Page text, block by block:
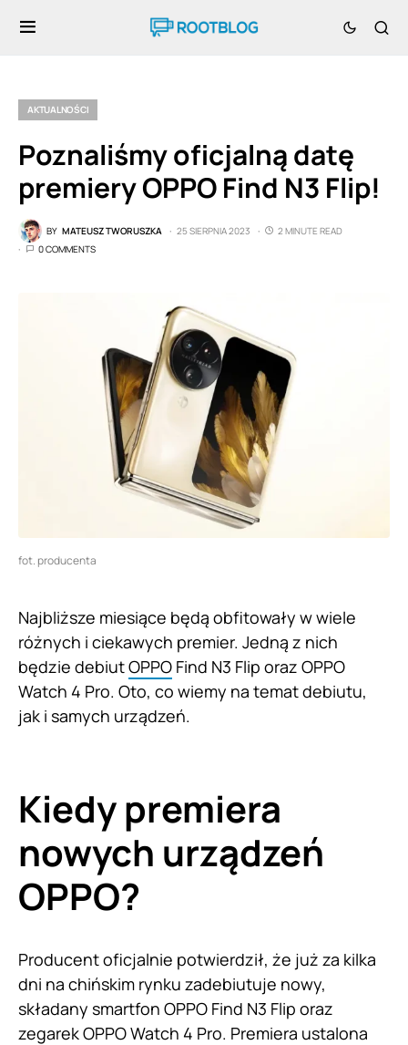
AKTUALNOŚCI
Poznaliśmy oficjalną datę
premiery OPPO Find N3 Flip!
BY MATEUSZ TWORUSZKA 25 SIERPNIA 2023
2 MINUTE READ
0 COMMENTS
fot. producenta
Najbliższe miesiące będą obfitowały w wiele
różnych i ciekawych premier. Jedną z nich
będzie debiutOPPO Find N3 Flip oraz OPPO
Watch 4 Pro. Oto, co wiemy na temat debiutu,
jak i samych urządzeń.
Kiedy premiera
nowych urządzeń
OPPO?
Producent oficjalnie potwierdził, że już za kilka
dni na chińskim rynku zadebiutuje nowy,
składany smartfon OPPO Find N3 Flip oraz
zegarek OPPO Watch 4 Pro. Premiera ustalona